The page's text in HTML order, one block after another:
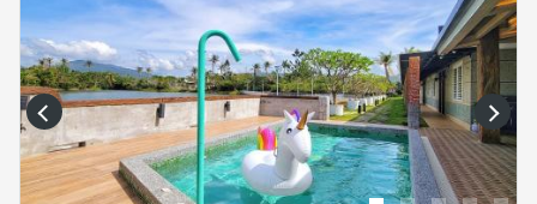
prev next